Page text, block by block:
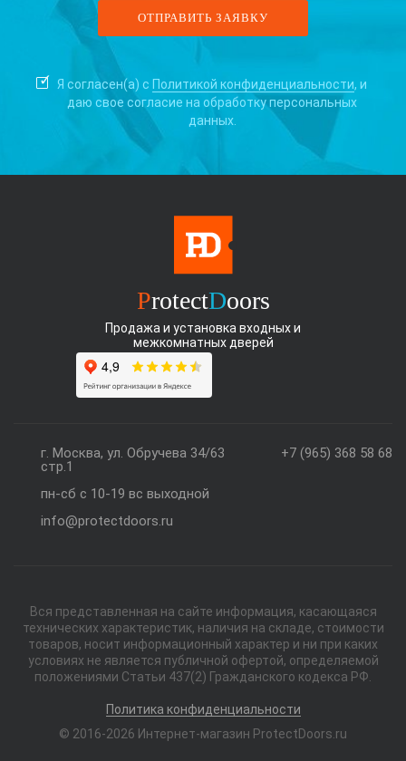
Я согласен(а) с Политикой конфиденциальности, и
даю свое согласие на обработку персональных
данных.
ProtectDoors
Продажа и установка входных и
межкомнатных дверей
+7 (965) 368 58 68
г. Москва, ул. Обручева 34/63
стр.1
пн-сб с 10-19 вс выходной
info@protectdoors.ru
Вся представленная на сайте информация, касающаяся
технических характеристик, наличия на складе, стоимости
товаров, носит информационный характер и ни при каких
условиях не является публичной офертой, определяемой
положениями Статьи 437(2) Гражданского кодекса РФ.
Политика конфиденциальности
© 2016-2026 Интернет-магазин ProtectDoors.ru